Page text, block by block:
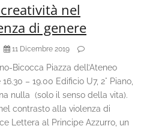
nel
di genere
11 Dicembre 2019
Bicocca Piazza dell’Ateneo
– 19.00 Edificio U7, 2° Piano,
nulla (solo il senso della vita).
contrasto alla violenza di
Lettera al Principe Azzurro, un